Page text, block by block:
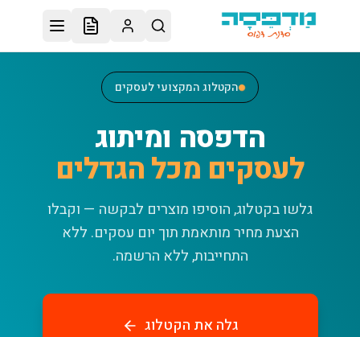
דלג לתוכן הראשי
הקטלוג המקצועי לעסקים
הדפסה ומיתוג
לעסקים מכל הגדלים
גלשו בקטלוג, הוסיפו מוצרים לבקשה — וקבלו
הצעת מחיר מותאמת תוך יום עסקים. ללא
התחייבות, ללא הרשמה.
גלה את הקטלוג